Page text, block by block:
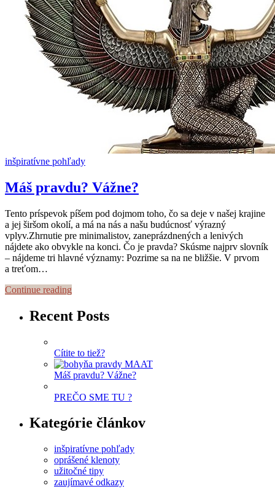
inšpiratívne pohľady
Máš pravdu? Vážne?
Tento príspevok píšem pod dojmom toho, čo sa deje v našej krajine
a jej širšom okolí, a má na nás a našu budúcnosť výrazný
vplyv.Zhrnutie pre minimalistov, zaneprázdnených a lenivých
nájdete ako obvykle na konci. Čo je pravda? Skúsme najprv slovník
– nájdeme tri hlavné významy: Pozrime sa na ne bližšie. V prvom
a treťom…
Continue reading
Recent Posts
Cítite to tiež?
Máš pravdu? Vážne?
PREČO SME TU ?
Kategórie článkov
inšpiratívne pohľady
oprášené klenoty
užitočné tipy
zaujímavé odkazy